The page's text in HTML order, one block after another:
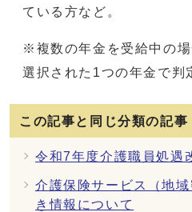
ている方など。
※複数の年金を受給中の
選択された1つの年金で判
この記事と同じ分類の記事
令和7年度介護職員処遇
介護保険サービス（地
き情報について